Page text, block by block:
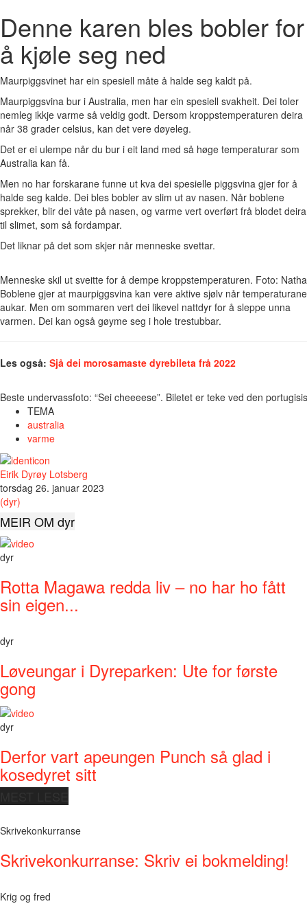
Denne karen bles bobler for
å kjøle seg ned
Maurpiggsvinet har ein spesiell måte å halde seg kaldt på.
Maurpiggsvina bur i Australia, men har ein spesiell svakheit. Dei toler
nemleg ikkje varme så veldig godt. Dersom kroppstemperaturen deira
når 38 grader celsius, kan det vere døyeleg.
Det er ei ulempe når du bur i eit land med så høge temperaturar som
Australia kan få.
Men no har forskarane funne ut kva dei spesielle piggsvina gjer for å
halde seg kalde. Dei bles bobler av slim ut av nasen. Når boblene
sprekker, blir dei våte på nasen, og varme vert overført frå blodet deira
til slimet, som så fordampar.
Det liknar på det som skjer når menneske svettar.
Menneske skil ut sveitte for å dempe kroppstemperaturen. Foto:
Boblene gjer at maurpiggsvina kan vere aktive sjølv når temperaturane
aukar. Men om sommaren vert dei likevel nattdyr for å sleppe unna
varmen. Dei kan også gøyme seg i hole trestubbar.
Les også: Sjå dei morosamaste dyrebileta frå 2022
Beste undervassfoto: “Sei cheeeese”. Biletet er teke ved den
TEMA
australia
varme
Eirik Dyrøy Lotsberg
torsdag 26. januar 2023
(dyr)
MEIR OM dyr
dyr
Rotta Magawa redda liv – no har ho fått
sin eigen...
dyr
Løveungar i Dyreparken: Ute for første
gong
dyr
Derfor vart apeungen Punch så glad i
kosedyret sitt
Skrivekonkurranse
Skrivekonkurranse: Skriv ei bokmelding!
Krig og fred